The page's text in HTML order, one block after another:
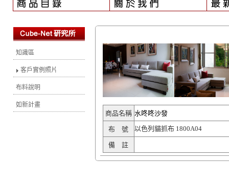
知識區
客戶實例照片
布料說明
如新計畫
商品名稱 水咚咚沙發
布 號 以色列貓抓布 1800A04
備 註